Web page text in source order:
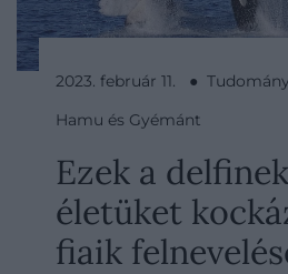
2023. február 11. ● Tudomány
Hamu és Gyémánt
Ezek a
életüket
fiaik